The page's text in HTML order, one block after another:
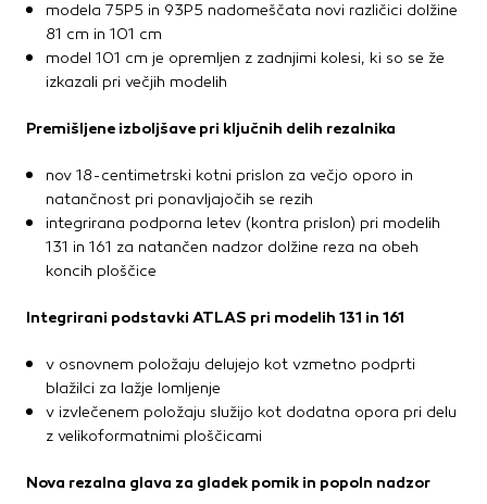
modela 75P5 in 93P5 nadomeščata novi različici dolžine
81 cm in 101 cm
model 101 cm je opremljen z zadnjimi kolesi, ki so se že
izkazali pri večjih modelih
Premišljene izboljšave pri ključnih delih rezalnika
nov 18-centimetrski kotni prislon za večjo oporo in
natančnost pri ponavljajočih se rezih
integrirana podporna letev (kontra prislon) pri modelih
131 in 161 za natančen nadzor dolžine reza na obeh
koncih ploščice
Integrirani podstavki ATLAS pri modelih 131 in 161
v osnovnem položaju delujejo kot vzmetno podprti
blažilci za lažje lomljenje
v izvlečenem položaju služijo kot dodatna opora pri delu
z velikoformatnimi ploščicami
Nova rezalna glava za gladek pomik in popoln nadzor